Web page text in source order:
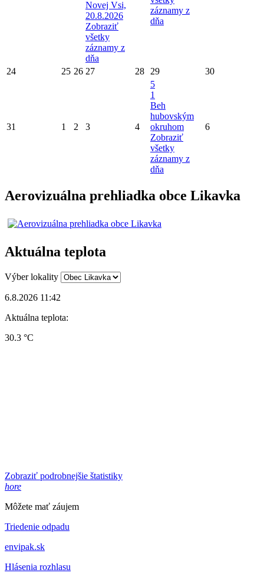
Novej Vsi,
20.8.2026
Zobraziť
všetky
záznamy z
dňa
záznamy z
dňa
24 25 26 27 28 29 30
31 1 2 3 4
5
1
Beh
hubovským
okruhom
Zobraziť
všetky
záznamy z
dňa
6
Aerovizuálna prehliadka obce Likavka
Aktuálna teplota
Výber lokality
6.8.2026 11:42
Aktuálna teplota:
30.3 °C
Zobraziť podrobnejšie štatistiky
hore
Môžete mať záujem
Triedenie odpadu
envipak.sk
Hlásenia rozhlasu